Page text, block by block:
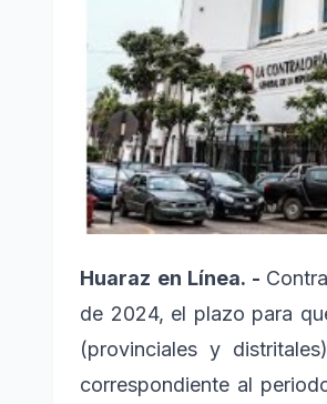
Huaraz en Línea. -
de 2024, el plazo para
(provinciales y
correspondiente al